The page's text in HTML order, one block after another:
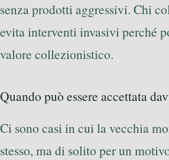
senza prodotti aggressivi. Chi
evita interventi invasivi perché
valore collezionistico.
Quando può essere accettata
Ci sono casi in cui la vecchia
stesso, ma di solito per un